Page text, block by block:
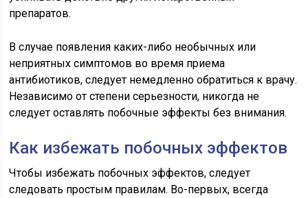
препаратов.
В случае появления каких-либо необычных или
неприятных симптомов во время приема
антибиотиков, следует немедленно обратиться к врачу.
Независимо от степени серьезности, никогда не
следует оставлять побочные эффекты без внимания.
Как избежать побочных эффектов
Чтобы избежать побочных эффектов, следует
следовать простым правилам. Во-первых, всегда